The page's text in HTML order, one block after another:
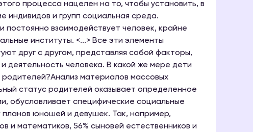
процесса нацелен на то, чтобы установить, в
индивидов и групп социальная среда.
взаимодействует человек, крайне
институты. <...> Все эти элементы
друг с другом, представляя собой факторы,
деятельность человека. В какой же мере дети
материалов массовых
статус родителей оказывает определенное
обусловливает специфические социальные
юношей и девушек. Так, например,
и математиков, 56% сыновей естественников и